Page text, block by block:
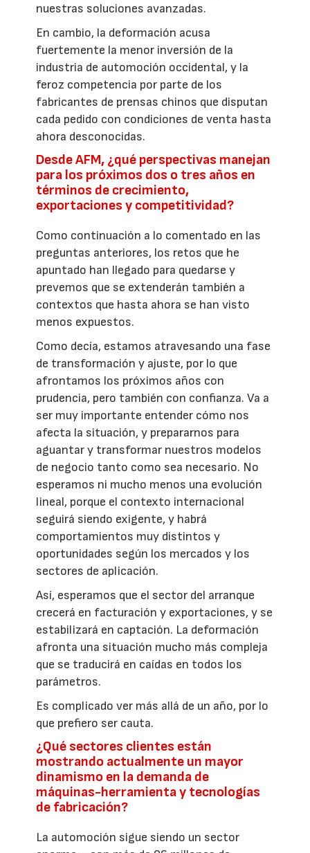
nuestras soluciones avanzadas.
En cambio, la deformación acusa
fuertemente la menor inversión de la
industria de automoción occidental, y la
feroz competencia por parte de los
fabricantes de prensas chinos que disputan
cada pedido con condiciones de venta hasta
ahora desconocidas.
Desde AFM, ¿qué perspectivas manejan
para los próximos dos o tres años en
términos de crecimiento,
exportaciones y competitividad?
Como continuación a lo comentado en las
preguntas anteriores, los retos que he
apuntado han llegado para quedarse y
prevemos que se extenderán también a
contextos que hasta ahora se han visto
menos expuestos.
Como decía, estamos atravesando una fase
de transformación y ajuste, por lo que
afrontamos los próximos años con
prudencia, pero también con confianza. Va a
ser muy importante entender cómo nos
afecta la situación, y prepararnos para
aguantar y transformar nuestros modelos
de negocio tanto como sea necesario. No
esperamos ni mucho menos una evolución
lineal, porque el contexto internacional
seguirá siendo exigente, y habrá
comportamientos muy distintos y
oportunidades según los mercados y los
sectores de aplicación.
Así, esperamos que el sector del arranque
crecerá en facturación y exportaciones, y se
estabilizará en captación. La deformación
afronta una situación mucho más compleja
que se traducirá en caídas en todos los
parámetros.
Es complicado ver más allá de un año, por lo
que prefiero ser cauta.
¿Qué sectores clientes están
mostrando actualmente un mayor
dinamismo en la demanda de
máquinas-herramienta y tecnologías
de fabricación?
La automoción sigue siendo un sector